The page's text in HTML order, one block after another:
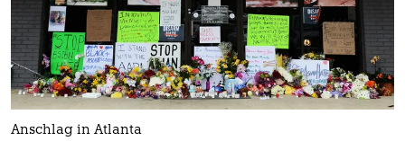
Anschlag in Atlanta